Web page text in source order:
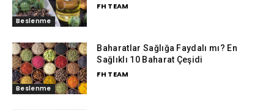
Beslenme
FH TEAM
Beslenme
Baharatlar Sağlığa Faydalı mı? En
Sağlıklı 10 Baharat Çeşidi
FH TEAM